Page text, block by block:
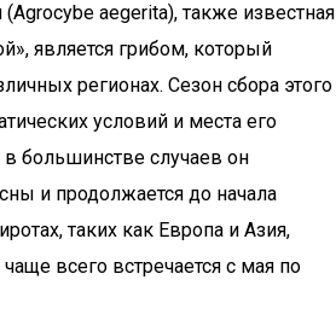
aegerita), также известная
является грибом, который
регионах. Сезон сбора этого
условий и места его
в большинстве случаев он
и продолжается до начала
таких как Европа и Азия,
всего встречается с мая по